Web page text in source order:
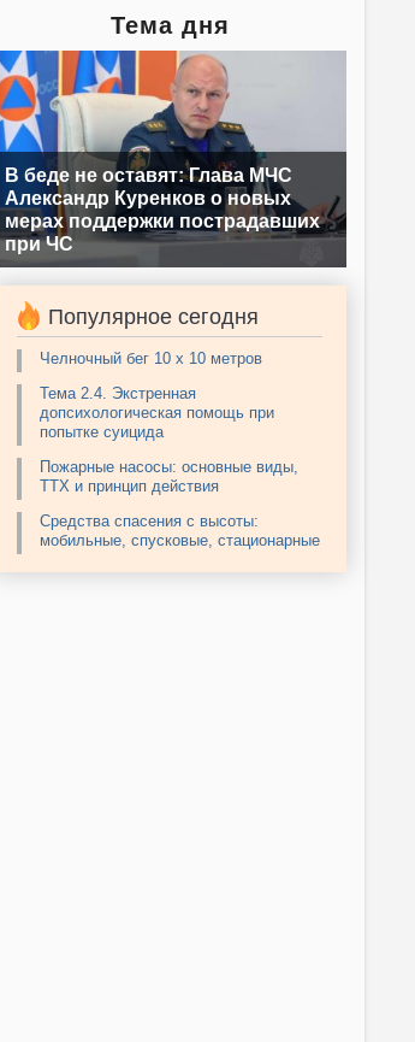
Тема дня
В беде не оставят: Глава МЧС
Александр Куренков о новых
мерах поддержки пострадавших
при ЧС
Популярное сегодня
Челночный бег 10 х 10 метров
Тема 2.4. Экстренная
допсихологическая помощь при
попытке суицида
Пожарные насосы: основные виды,
ТТХ и принцип действия
Средства спасения с высоты:
мобильные, спусковые, стационарные